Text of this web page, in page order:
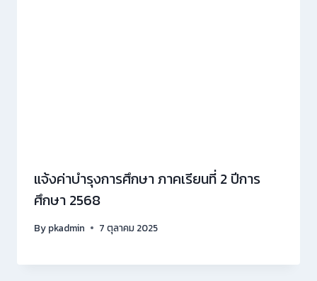
แจ้งค่าบำรุงการศึกษา ภาคเรียนที่ 2 ปีการ
ศึกษา 2568
By pkadmin 7 ตุลาคม 2025